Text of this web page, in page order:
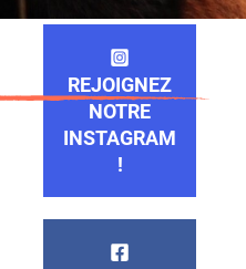
REJOIGNEZ
NOTRE
INSTAGRAM
!